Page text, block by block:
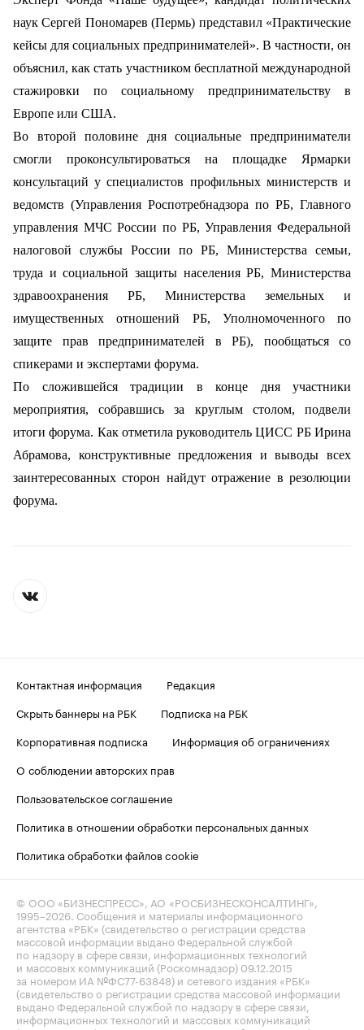
наук Сергей Пономарев (Пермь) представил «Практические
кейсы для социальных предпринимателей». В частности, он
объяснил, как стать участником бесплатной международной
стажировки по социальному предпринимательству в
Европе или США.
Во второй половине дня социальные предприниматели
смогли проконсультироваться на площадке Ярмарки
консультаций у специалистов профильных министерств и
ведомств (Управления Роспотребнадзора по РБ, Главного
управления МЧС России по РБ, Управления Федеральной
налоговой службы России по РБ, Министерства семьи,
труда и социальной защиты населения РБ, Министерства
здравоохранения РБ, Министерства земельных и
имущественных отношений РБ, Уполномоченного по
защите прав предпринимателей в РБ), пообщаться со
спикерами и экспертами форума.
По сложившейся традиции в конце дня участники
мероприятия, собравшись за круглым столом, подвели
итоги форума. Как отметила руководитель ЦИСС РБ Ирина
Абрамова, конструктивные предложения и выводы всех
заинтересованных сторон найдут отражение в резолюции
форума.
Контактная информация
Редакция
Скрыть баннеры на РБК
Подписка на РБК
Корпоративная подписка
Информация об ограничениях
О соблюдении авторских прав
Пользовательское соглашение
Политика в отношении обработки персональных данных
Политика обработки файлов cookie
© ООО «БИЗНЕСПРЕСС», АО «РОСБИЗНЕСКОНСАЛТИНГ»,
1995–2026. Сообщения и материалы информационного
агентства «РБК» (свидетельство о регистрации средства
массовой информации выдано Федеральной службой
по надзору в сфере связи, информационных технологий
и массовых коммуникаций (Роскомнадзор) 09.12.2015
за номером ИА №ФС77-63848) и сетевого издания «РБК»
(свидетельство о регистрации средства массовой информации
выдано Федеральной службой по надзору в сфере связи,
информационных технологий и массовых коммуникаций